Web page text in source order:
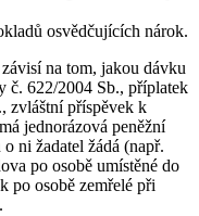
osvědčujících nárok.
na tom, jakou dávku
č. 622/2004 Sb., příplatek
zvláštní příspěvek k
jednorázová peněžní
ni žadatel žádá (např.
po osobě umístěné do
po osobě zemřelé při